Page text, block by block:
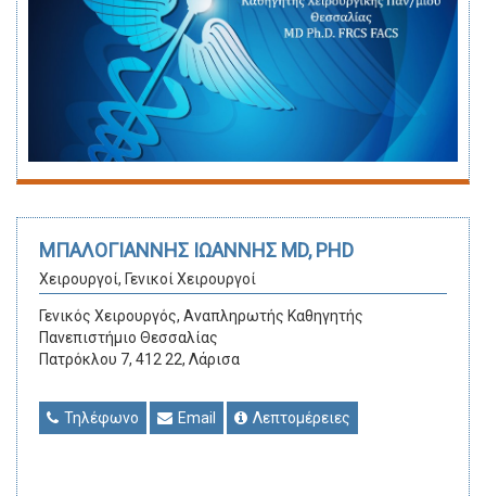
ΜΠΑΛΟΓΙΑΝΝΗΣ ΙΩΑΝΝΗΣ MD, PHD
Χειρουργοί, Γενικοί Χειρουργοί
Γενικός Χειρουργός, Αναπληρωτής Καθηγητής
Πανεπιστήμιο Θεσσαλίας
Πατρόκλου 7, 412 22, Λάρισα
Τηλέφωνο Email Λεπτομέρειες